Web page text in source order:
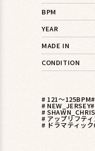
BPM
YEAR
MADE IN
CONDITION
# 121〜125BPM
# NEW_JERSEY
#
# アップリフテ
# ドラマティック